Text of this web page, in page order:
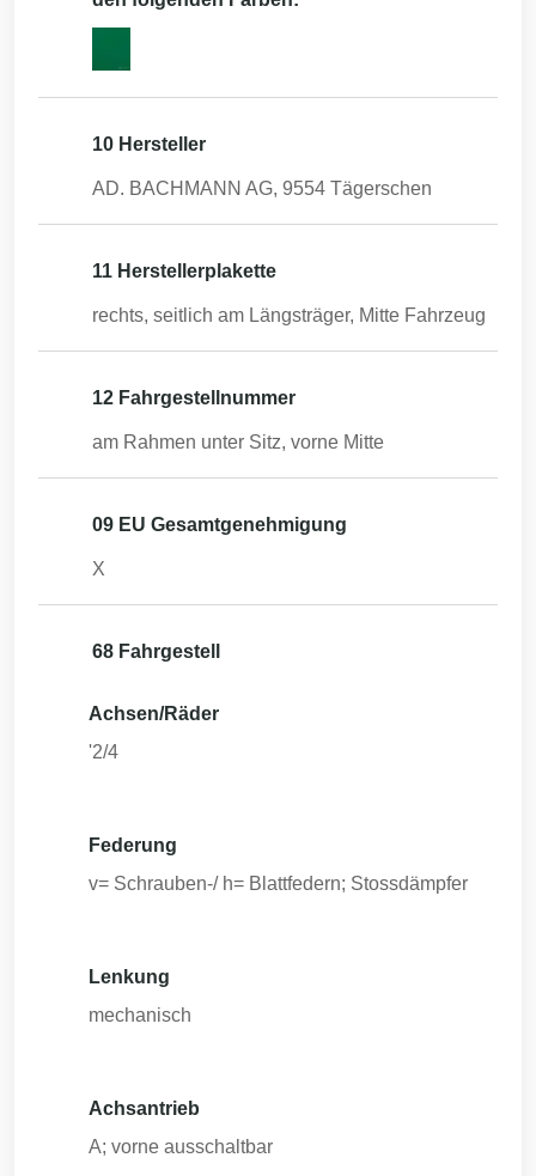
10 Hersteller
AD. BACHMANN AG, 9554 Tägerschen
11 Herstellerplakette
rechts, seitlich am Längsträger, Mitte Fahrzeug
12 Fahrgestellnummer
am Rahmen unter Sitz, vorne Mitte
09 EU Gesamtgenehmigung
X
68 Fahrgestell
Achsen/Räder
'2/4
Federung
v= Schrauben-/ h= Blattfedern; Stossdämpfer
Lenkung
mechanisch
Achsantrieb
A; vorne ausschaltbar